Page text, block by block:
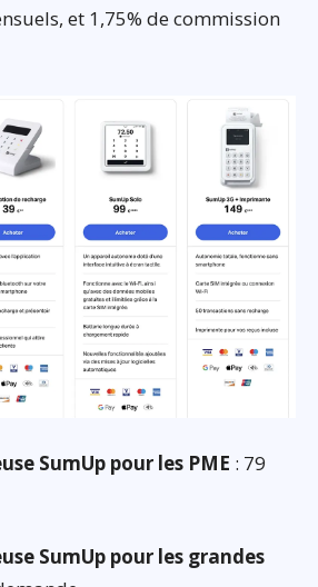
et 1,75% de commission
SumUp pour les PME : 79
SumUp pour les grandes